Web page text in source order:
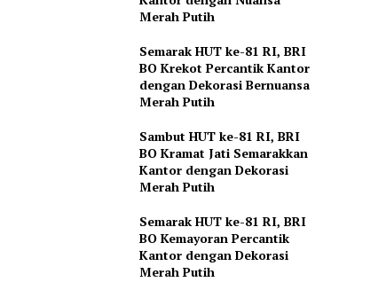
Merah Putih
Semarak HUT ke-81 RI, BRI
BO Krekot Percantik Kantor
dengan Dekorasi Bernuansa
Merah Putih
Sambut HUT ke-81 RI, BRI
BO Kramat Jati Semarakkan
Kantor dengan Dekorasi
Merah Putih
Semarak HUT ke-81 RI, BRI
BO Kemayoran Percantik
Kantor dengan Dekorasi
Merah Putih